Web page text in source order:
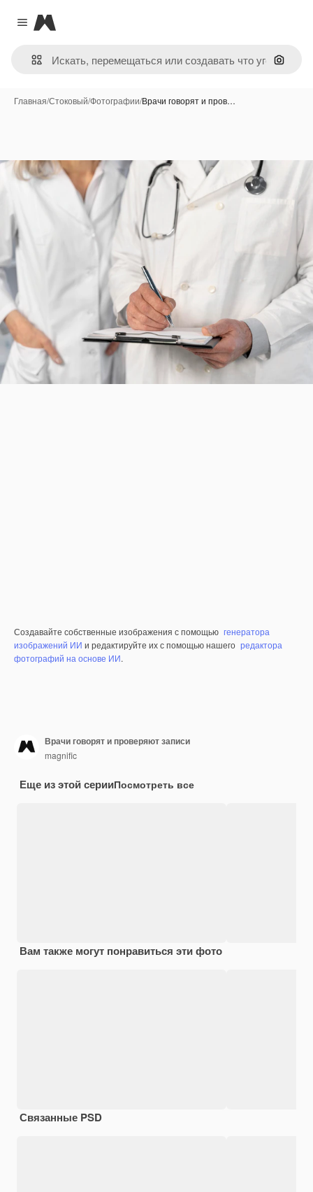
Close menu
Magnific
Поиск
Главная/Стоковый/Фотографии/Врачи говорят и пров…
Создавайте собственные изображения с помощью генератора
изображений ИИ и редактируйте их с помощью нашего редактора
фотографий на основе ИИ.
Врачи говорят и проверяют записи
magnific
Еще из этой серииПосмотреть все
Вам также могут понравиться эти фото
Связанные PSD